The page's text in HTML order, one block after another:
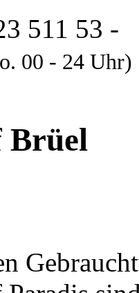
511 53 -
00 - 24 Uhr)
Brüel